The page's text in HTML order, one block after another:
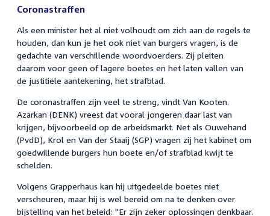
Coronastraffen
Als een minister het al niet volhoudt om zich aan de regels te
houden, dan kun je het ook niet van burgers vragen, is de
gedachte van verschillende woordvoerders. Zij pleiten
daarom voor geen of lagere boetes en het laten vallen van
de justitiële aantekening, het strafblad.
De coronastraffen zijn veel te streng, vindt Van Kooten.
Azarkan (DENK) vreest dat vooral jongeren daar last van
krijgen, bijvoorbeeld op de arbeidsmarkt. Net als Ouwehand
(PvdD), Krol en Van der Staaij (SGP) vragen zij het kabinet om
goedwillende burgers hun boete en/of strafblad kwijt te
schelden.
Volgens Grapperhaus kan hij uitgedeelde boetes niet
verscheuren, maar hij is wel bereid om na te denken over
bijstelling van het beleid: "Er zijn zeker oplossingen denkbaar.